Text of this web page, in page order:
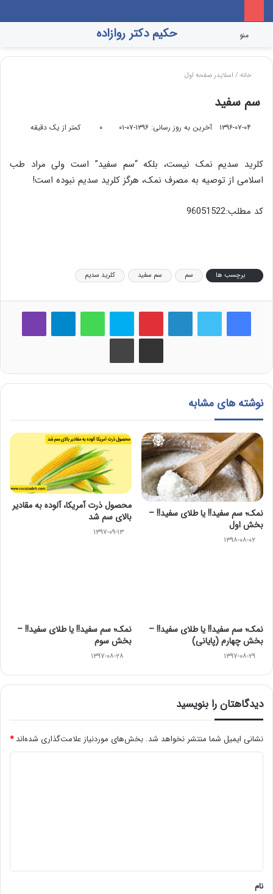
پوسته
حکیم دکتر روازاده منو
خانه / اسلایدر صفحه اول
سم سفید
۱۳۹۶-۰۷-۰۴ آخرین به روز رسانی: ۱۳۹۶-۰۷-۰۱ ۰ کمتر از یک دقیقه
کلرید سدیم نمک نیست، بلکه “سم سفید” است ولی مراد طب
اسلامی از توصیه به مصرف نمک، هرگز کلرید سدیم نبوده است!
کد مطلب:96051522
برچسب ها سم سم سفید کلرید سدیم
فیس بوک لینکدین ‫پین‌ترست اسکایپ واتس آپ
اشتراک گذاری از طریق ایمیل چاپ
نوشته های مشابه
نمک؛ سم سفید!! یا طلای سفید!! –
بخش اول
۱۳۹۸-۰۸-۰۲
محصول ذرت آمریکا، آلوده به مقادیر
بالای سم شد
۱۳۹۷-۰۹-۱۳
نمک؛ سم سفید!! یا طلای سفید!! –
بخش چهارم (پایانی)
۱۳۹۷-۰۸-۲۹
نمک؛ سم سفید!! یا طلای سفید!! –
بخش سوم
۱۳۹۷-۰۸-۲۸
دیدگاهتان را بنویسید
نشانی ایمیل شما منتشر نخواهد شد. بخش‌های موردنیاز علامت‌گذاری شده‌اند*
*
نام